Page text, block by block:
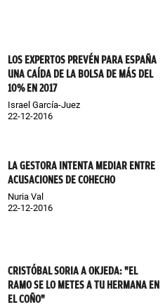
LOS EXPERTOS PREVÉN PARA ESPAÑA
UNA CAÍDA DE LA BOLSA DE MÁS DEL
10% EN 2017
Israel García-Juez
22-12-2016
LA GESTORA INTENTA MEDIAR ENTRE
ACUSACIONES DE COHECHO
Nuria Val
22-12-2016
CRISTÓBAL SORIA A OKJEDA: "EL
RAMO SE LO METES A TU HERMANA EN
EL COÑO"